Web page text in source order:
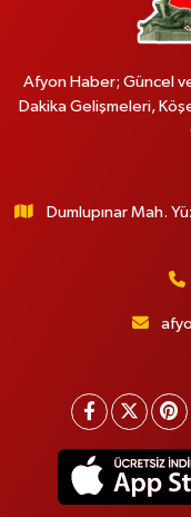
Afyon Haber; Güncel
Dakika Gelişmeleri,
Dumlupınar Mah.